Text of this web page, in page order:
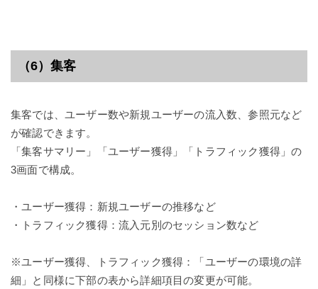
（6）集客
集客では、ユーザー数や新規ユーザーの流入数、参照元など
が確認できます。
「集客サマリー」「ユーザー獲得」「トラフィック獲得」の
3画面で構成。
・ユーザー獲得：新規ユーザーの推移など
・トラフィック獲得：流入元別のセッション数など
※ユーザー獲得、トラフィック獲得：「ユーザーの環境の詳
細」と同様に下部の表から詳細項目の変更が可能。